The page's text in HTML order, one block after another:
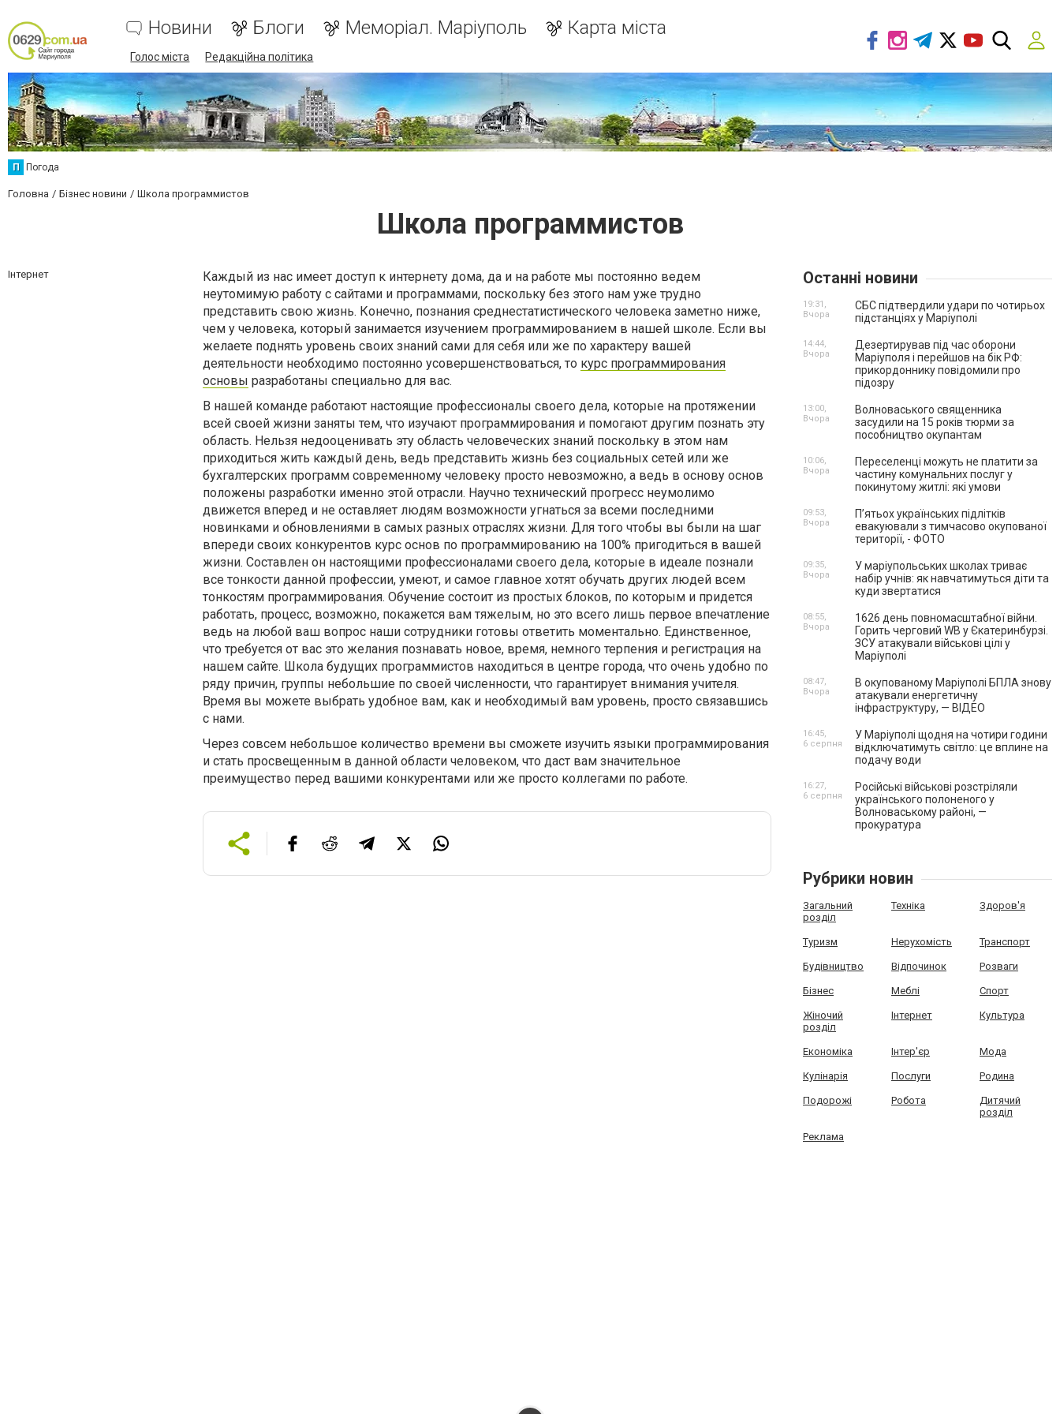
Новини Блоги Меморіал. Маріуполь Карта міста
Голос міста Редакційна політика
П Погода
Головна Бізнес новини Школа программистов
Школа программистов
Інтернет
Каждый из нас имеет доступ к интернету дома, да и на работе мы постоянно ведем
неутомимую работу с сайтами и программами, поскольку без этого нам уже трудно
представить свою жизнь. Конечно, познания среднестатистического человека заметно ниже,
чем у человека, который занимается изучением программированием в нашей школе. Если вы
желаете поднять уровень своих знаний сами для себя или же по характеру вашей
деятельности необходимо постоянно усовершенствоваться, то курс программирования
основы разработаны специально для вас.
В нашей команде работают настоящие профессионалы своего дела, которые на протяжении
всей своей жизни заняты тем, что изучают программирования и помогают другим познать эту
область. Нельзя недооценивать эту область человеческих знаний поскольку в этом нам
приходиться жить каждый день, ведь представить жизнь без социальных сетей или же
бухгалтерских программ современному человеку просто невозможно, а ведь в основу основ
положены разработки именно этой отрасли. Научно технический прогресс неумолимо
движется вперед и не оставляет людям возможности угнаться за всеми последними
новинками и обновлениями в самых разных отраслях жизни. Для того чтобы вы были на шаг
впереди своих конкурентов курс основ по программированию на 100% пригодиться в вашей
жизни. Составлен он настоящими профессионалами своего дела, которые в идеале познали
все тонкости данной профессии, умеют, и самое главное хотят обучать других людей всем
тонкостям программирования. Обучение состоит из простых блоков, по которым и придется
работать, процесс, возможно, покажется вам тяжелым, но это всего лишь первое впечатление
ведь на любой ваш вопрос наши сотрудники готовы ответить моментально. Единственное,
что требуется от вас это желания познавать новое, время, немного терпения и регистрация на
нашем сайте. Школа будущих программистов находиться в центре города, что очень удобно по
ряду причин, группы небольшие по своей численности, что гарантирует внимания учителя.
Время вы можете выбрать удобное вам, как и необходимый вам уровень, просто связавшись
с нами.
Через совсем небольшое количество времени вы сможете изучить языки программирования
и стать просвещенным в данной области человеком, что даст вам значительное
преимущество перед вашими конкурентами или же просто коллегами по работе.
Останні новини
СБС підтвердили удари по чотирьох
підстанціях у Маріуполі
19:31,
Вчора
Дезертирував під час оборони
Маріуполя і перейшов на бік РФ:
прикордоннику повідомили про
підозру
14:44,
Вчора
Волноваського священника
засудили на 15 років тюрми за
пособництво окупантам
13:00,
Вчора
Переселенці можуть не платити за
частину комунальних послуг у
покинутому житлі: які умови
10:06,
Вчора
П’ятьох українських підлітків
евакуювали з тимчасово окупованої
території, - ФОТО
09:53,
Вчора
У маріупольських школах триває
набір учнів: як навчатимуться діти та
куди звертатися
09:35,
Вчора
1626 день повномасштабної війни.
Горить черговий WB у Єкатеринбурзі.
ЗСУ атакували військові цілі у
Маріуполі
08:55,
Вчора
В окупованому Маріуполі БПЛА знову
атакували енергетичну
інфраструктуру, — ВІДЕО
08:47,
Вчора
У Маріуполі щодня на чотири години
відключатимуть світло: це вплине на
подачу води
16:45,
6 серпня
Російські військові розстріляли
українського полоненого у
Волноваському районі, —
прокуратура
16:27,
6 серпня
Рубрики новин
Загальний
розділ
Техніка Здоров'я
Туризм Нерухомість Транспорт
Будівництво Відпочинок Розваги
Бізнес Меблі Спорт
Жіночий
розділ
Інтернет Культура
Економіка Інтер'єр Мода
Кулінарія Послуги Родина
Подорожі Робота
Дитячий
розділ
Реклама